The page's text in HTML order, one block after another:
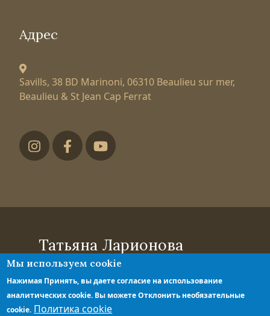
Адрес
Savills, 38 BD Marinoni, 06310 Beaulieu sur mer,
Beaulieu & St Jean Cap Ferrat
Татьяна Ларионова
эксперт по элитной недвижимости
Политика конфиденциальности
Правила обработки персональных
данных
Мы используем cookie
Нажимая Принять, вы даете согласие на использование
аналитических cookie. Вы можете Отклонить необязательные
cookie. Политика cookie